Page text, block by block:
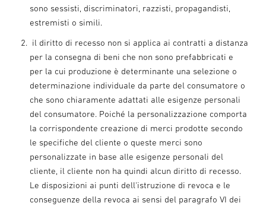
sono sessisti, discriminatori, razzisti, propagandisti,
estremisti o simili.
il diritto di recesso non si applica ai contratti a distanza
per la consegna di beni che non sono prefabbricati e
per la cui produzione è determinante una selezione o
determinazione individuale da parte del consumatore o
che sono chiaramente adattati alle esigenze personali
del consumatore. Poiché la personalizzazione comporta
la corrispondente creazione di merci prodotte secondo
le specifiche del cliente o queste merci sono
personalizzate in base alle esigenze personali del
cliente, il cliente non ha quindi alcun diritto di recesso.
Le disposizioni ai punti dell'istruzione di revoca e le
conseguenze della revoca ai sensi del paragrafo VI dei